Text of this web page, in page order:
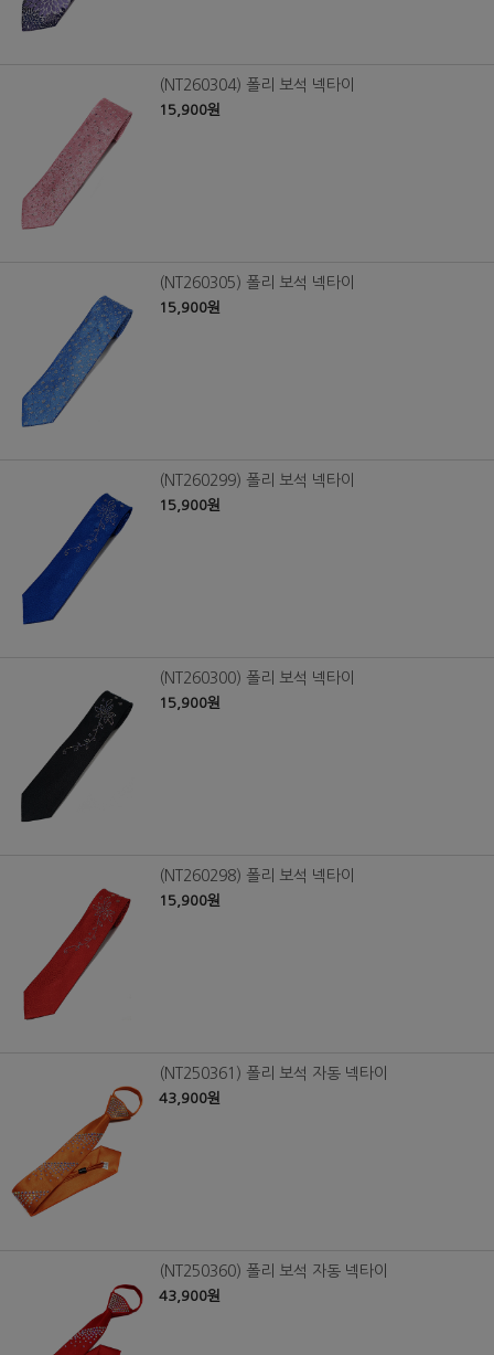
(NT260304) 폴리 보석 넥타이
15,900원
(NT260305) 폴리 보석 넥타이
15,900원
(NT260299) 폴리 보석 넥타이
15,900원
(NT260300) 폴리 보석 넥타이
15,900원
(NT260298) 폴리 보석 넥타이
15,900원
(NT250361) 폴리 보석 자동 넥타이
43,900원
(NT250360) 폴리 보석 자동 넥타이
43,900원